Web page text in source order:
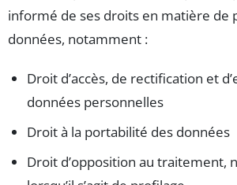
informé de ses droits en matière de
données, notamment :
Droit d’accès, de rectification et
données personnelles
Droit à la portabilité des données
Droit d’opposition au traitement,